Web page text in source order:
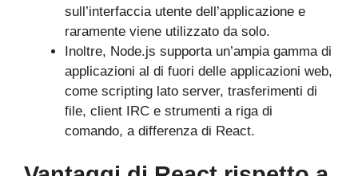
sull’interfaccia utente dell’applicazione e
raramente viene utilizzato da solo.
Inoltre, Node.js supporta un’ampia gamma di
applicazioni al di fuori delle applicazioni web,
come scripting lato server, trasferimenti di
file, client IRC e strumenti a riga di
comando, a differenza di React.